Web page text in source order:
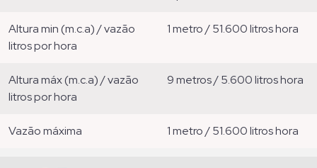
altura min (m.c.a) / vazão
litros por hora
1 metro / 51.600 litros hora
altura máx (m.c.a) / vazão
litros por hora
9 metros / 5.600 litros hora
vazão máxima 1 metro / 51.600 litros hora